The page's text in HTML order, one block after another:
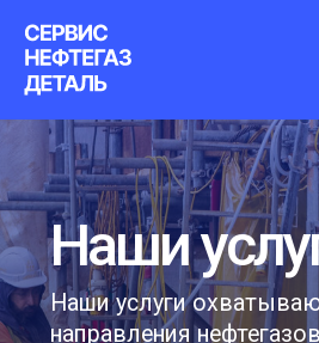
Наши услуги
Наши услуги охватывают ключевые
направления нефтегазовых
предприятий, от изготовления
оборудования до инженерного
сопровождения монтажа
оборудования.